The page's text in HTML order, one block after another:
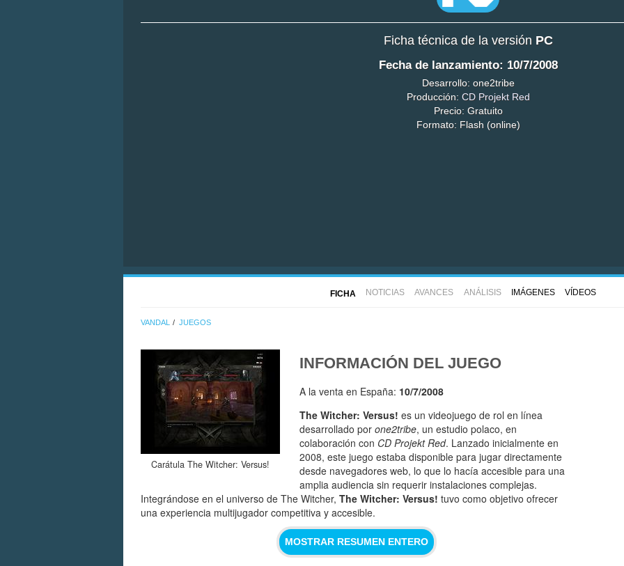
Ficha técnica de la versión PC
Fecha de lanzamiento: 10/7/2008
Desarrollo: one2tribe
Producción: CD Projekt Red
Precio: Gratuito
Formato: Flash (online)
FICHA NOTICIAS AVANCES ANÁLISIS IMÁGENES VÍDEOS
VANDAL JUEGOS
Carátula The Witcher: Versus!
INFORMACIÓN DEL JUEGO
A la venta en España: 10/7/2008
The Witcher: Versus! es un videojuego de rol en línea
desarrollado por one2tribe, un estudio polaco, en
colaboración con CD Projekt Red. Lanzado inicialmente en
2008, este juego estaba disponible para jugar directamente
desde navegadores web, lo que lo hacía accesible para una
amplia audiencia sin requerir instalaciones complejas.
Integrándose en el universo de The Witcher, The Witcher: Versus! tuvo como objetivo ofrecer
una experiencia multijugador competitiva y accesible.
MOSTRAR RESUMEN ENTERO